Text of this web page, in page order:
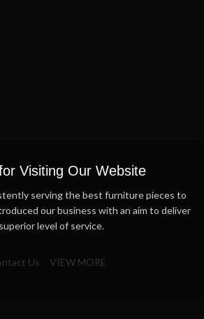
Visiting Our Website
serving the best furniture pieces to
our business with an aim to deliver
level of service.
Us VIEW MORE